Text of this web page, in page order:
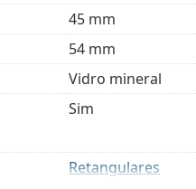
45 mm
54 mm
Vidro mineral
Sim
Retangulares